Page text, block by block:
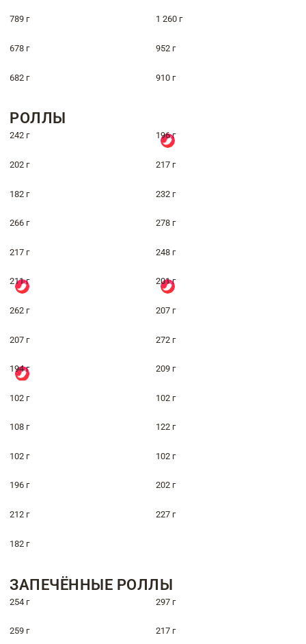
789 г 1 260 г
678 г 952 г
682 г 910 г
РОЛЛЫ
242 г 196 г
202 г 217 г
182 г 232 г
266 г 278 г
217 г 248 г
211 г 201 г
262 г 207 г
207 г 272 г
194 г 209 г
102 г 102 г
108 г 122 г
102 г 102 г
196 г 202 г
212 г 227 г
182 г
ЗАПЕЧЁННЫЕ РОЛЛЫ
254 г 297 г
259 г 217 г